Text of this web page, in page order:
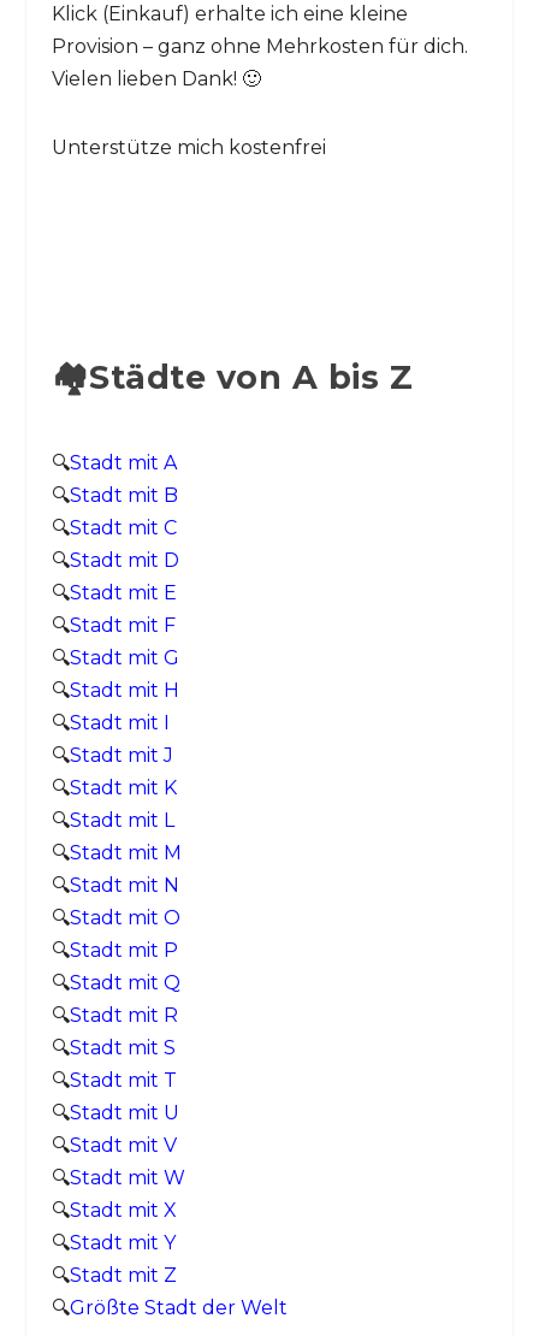
Klick (Einkauf) erhalte ich eine kleine
Provision – ganz ohne Mehrkosten für dich.
Vielen lieben Dank! 🙂
Unterstütze mich kostenfrei
🏘️Städte von A bis Z
🔍Stadt mit A
🔍Stadt mit B
🔍Stadt mit C
🔍Stadt mit D
🔍Stadt mit E
🔍Stadt mit F
🔍Stadt mit G
🔍Stadt mit H
🔍Stadt mit I
🔍Stadt mit J
🔍Stadt mit K
🔍Stadt mit L
🔍Stadt mit M
🔍Stadt mit N
🔍Stadt mit O
🔍Stadt mit P
🔍Stadt mit Q
🔍Stadt mit R
🔍Stadt mit S
🔍Stadt mit T
🔍Stadt mit U
🔍Stadt mit V
🔍Stadt mit W
🔍Stadt mit X
🔍Stadt mit Y
🔍Stadt mit Z
🔍Größte Stadt der Welt